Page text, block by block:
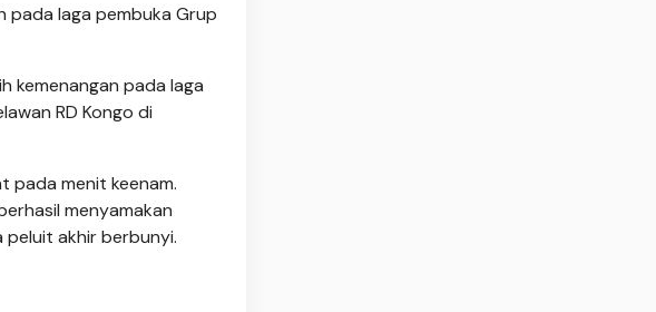
pada laga pembuka Grup
kemenangan pada laga
RD Kongo di
pada menit keenam.
menyamakan
peluit akhir berbunyi.